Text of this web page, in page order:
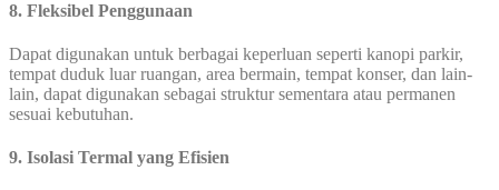
8. Fleksibel Penggunaan
Dapat digunakan untuk berbagai keperluan seperti kanopi parkir,
tempat duduk luar ruangan, area bermain, tempat konser, dan lain-
lain, dapat digunakan sebagai struktur sementara atau permanen
sesuai kebutuhan.
9. Isolasi Termal yang Efisien